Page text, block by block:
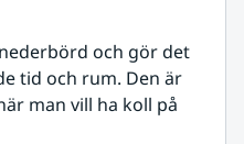
och gör det
tid och rum. Den är
man vill ha koll på